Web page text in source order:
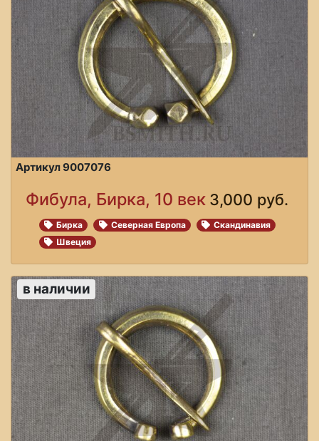
Артикул 9007076
Фибула, Бирка, 10 век 3,000 руб.
Бирка Северная Европа
Скандинавия
Швеция
в наличии